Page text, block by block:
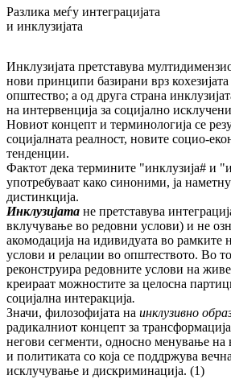
Разлика меѓу интеграцијата
и инклузијата
Инклузијата претставува
нови принципи базирани врз
општество; а од друга страна
на интервенција за социјално
Новиот концепт и терминологија се
социјалната реалност, новите социо-
тенденции.
Фактот дека термините "инклузија# и
употребуваат како синоними, ја
дистинкција.
Инклузијата не претставува
вклучување во редовни услови) и не
акомодација на идивидуата во рамките
услови и релации во општеството. Во
реконструира редовните услови на
креираат можностите за целосна
социјална интеракција.
Значи, филозофијата на инклузивно
радикалниот концепт за
негови сегменти, односно менување на
и политиката со која се поддржува
исклучување и дискриминација. (1)